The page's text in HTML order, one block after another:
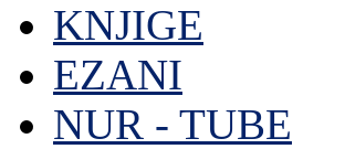
KNJIGE
EZANI
NUR - TUBE